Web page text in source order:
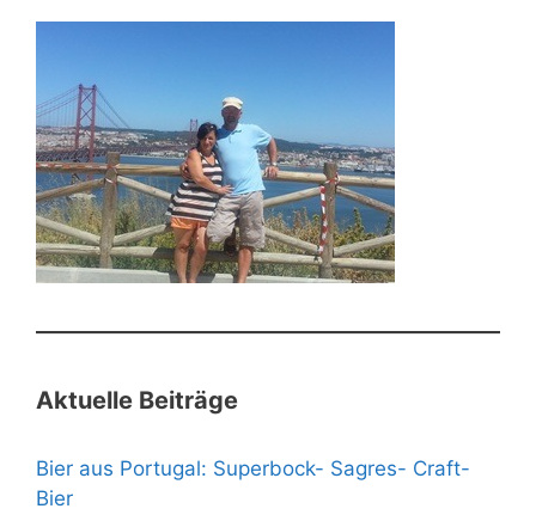
Aktuelle Beiträge
Bier aus Portugal: Superbock- Sagres- Craft-
Bier